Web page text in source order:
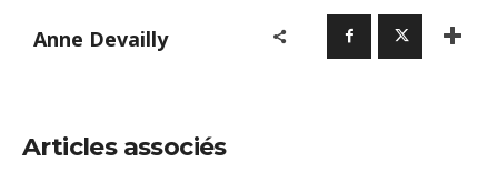
Anne Devailly
Articles associés